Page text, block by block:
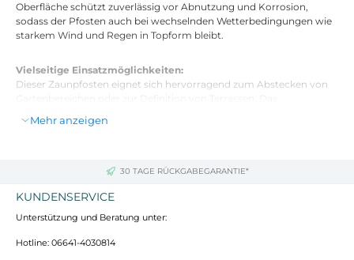
Oberfläche schützt zuverlässig vor Abnutzung und Korrosion,
sodass der Pfosten auch bei wechselnden Wetterbedingungen wie
starkem Wind und Regen in Topform bleibt.
Vielseitige Einsatzmöglichkeiten:
Dieser Zaunpfosten eignet sich hervorragend zum Abstecken von
besonders für Gartenliebhaber und Landschaftsgestalter
Einfache Pflege und Montage:
Reinigung, um das ansprechende Erscheinungsbild und die
Langlebigkeit zu erhalten. Für die Montage sind lediglich einfache
gewährleisten.
Mehr anzeigen
30 TAGE RÜCKGABEGARANTIE*
KUNDENSERVICE
Unterstützung und Beratung unter:
Hotline: 06641-4030814